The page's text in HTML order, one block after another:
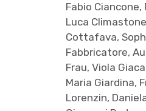
Fabio Ciancone,
Luca
Cottafava,
Fabbricatore,
Frau, Viola
Maria Giardina,
Lorenzin,